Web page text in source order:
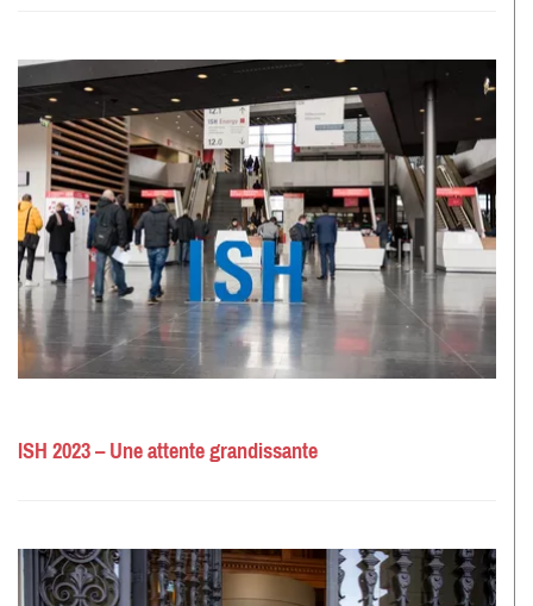
ISH 2023 – Une attente grandissante